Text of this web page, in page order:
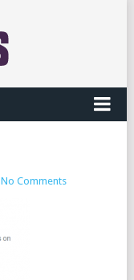
No Comments